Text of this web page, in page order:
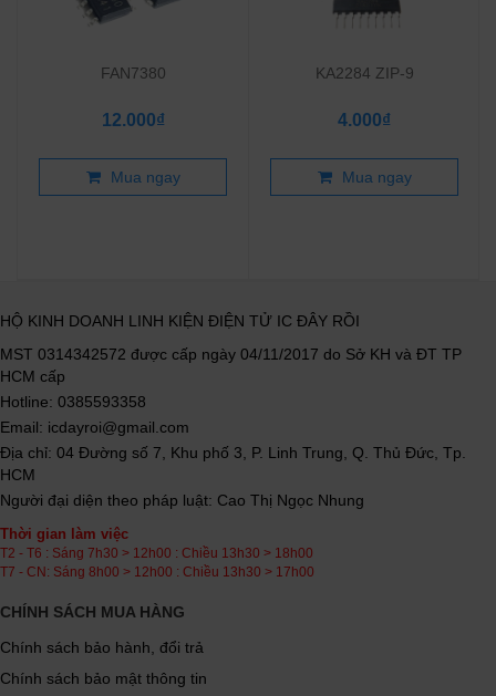
FAN7380
12.000₫
Mua ngay
KA2284 ZIP-9
4.000₫
Mua ngay
HỘ KINH DOANH LINH KIỆN ĐIỆN TỬ IC ĐÂY RỒI
MST 0314342572 được cấp ngày 04/11/2017 do Sở KH và ĐT TP
HCM cấp
Hotline: 0385593358
Email: icdayroi@gmail.com
Địa chỉ: 04 Đường số 7, Khu phố 3, P. Linh Trung, Q. Thủ Đức, Tp.
HCM
Người đại diện theo pháp luật: Cao Thị Ngọc Nhung
Thời gian làm việc
T2 - T6 : Sáng 7h30 > 12h00 : Chiều 13h30 > 18h00
T7 - CN: Sáng 8h00 > 12h00 : Chiều 13h30 > 17h00
CHÍNH SÁCH MUA HÀNG
Chính sách bảo hành, đổi trả
Chính sách bảo mật thông tin